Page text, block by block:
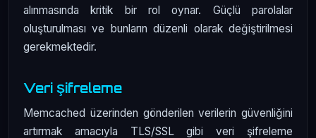
alınmasında kritik bir rol oynar. Güçlü parolalar
oluşturulması ve bunların düzenli olarak değiştirilmesi
gerekmektedir.
Veri Şifreleme
Memcached üzerinden gönderilen verilerin güvenliğini
artırmak amacıyla TLS/SSL gibi veri şifreleme